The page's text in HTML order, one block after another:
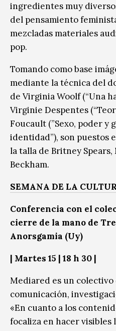
ingredientes muy
del pensamiento
mezcladas materiales
pop.
Tomando como base
mediante la técnica del
de Virginia Woolf (“Una
Virginie Despentes
Foucault (”Sexo, poder y
identidad”), son puestos
la talla de Britney
Beckham.
SEMANA DE LA
Conferencia con el
cierre de la mano de
Anorsgamia (Uy)
| Martes 15 | 18 h 30 |
Mediared es un colectivo
comunicación,
«En cuanto a los
focaliza en hacer visibles